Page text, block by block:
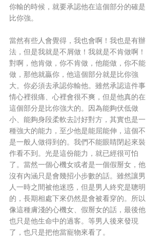
你輸的時候，就要承認他在這個部分的確是
比你強。
當然有些人會覺得，我也會啊！我也是有辦
法，但是我就是不屑做！我就是不肯做啊！
對啊，他肯做，你不肯做，他能做，你不能
做，那他就贏你，他這個部分就是比你強
大。你必須去承認你輸他。雖然承認這件事
情心裡很痛、心裡會很不爽，但是他真的在
這個部分是比你強大的。因為能夠伏低做
小、能夠身段柔軟去討好對方，其實也是一
種強大的能力，至少他是能屈能伸，這個不
是一般人做得到的。我們不能眼睛閉起來裝
作看不到。光是這份能力，就已經很可怕
了。當然一個心機女或者是一個假掰女，他
沒有內涵只是會幾招小步數的話。雖然讓男
人一時之間被他迷惑，但是男人終究是聰明
的，長期相處下來仍然是會被看穿的。所以
像這種膚淺的心機女、假掰女的話，最後他
也只是他生命中的過客。等男人後來發現
了，也只是把他當寵物來看了。